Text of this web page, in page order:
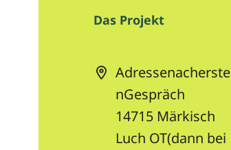
Das Projekt
Adressenacherste
nGespräch
14715 Märkisch
Luch OT(dann bei